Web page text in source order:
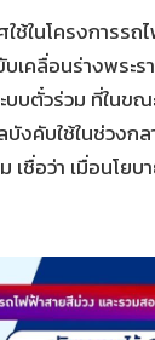
ช้ในโครงการร
บเคลื่อนร่างพร
ตั๋วร่วม ที่ในขณ
บังคับใช้ในช่วงก
ชื่อว่า เมื่อนโย